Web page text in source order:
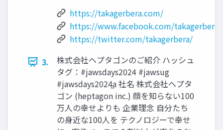
https://takagerbera.com/
https://www.facebook.com/takagerbera/
https://twitter.com/takagerbera/
3.
株式会社ヘプタゴンのご紹介 ハッシュ
タグ：#jawsdays2024 #jawsug
#jawsdays2024̲a 社名 株式会社ヘプタ
ゴン (heptagon inc.) 顔を知らない100
万人の幸せよりも 企業理念 自分たち
の身近な100人を テクノロジーで幸せ